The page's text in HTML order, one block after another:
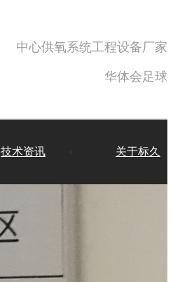
中心供氧系统工程设备厂家
华体会足球
技术资讯 关于标久